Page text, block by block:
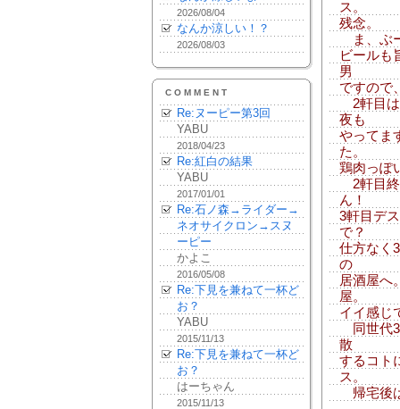
2026/08/04
なんか涼しい！？
2026/08/03
COMMENT
Re:ヌーピー第3回
YABU
2018/04/23
Re:紅白の結果
YABU
2017/01/01
Re:石ノ森→ライダー→
ネオサイクロン→スヌ
ーピー
かよこ
2016/05/08
Re:下見を兼ねて一杯ど
お？
YABU
2015/11/13
Re:下見を兼ねて一杯ど
お？
はーちゃん
2015/11/13
ス。
残念。
ま、ぶ
ビールも
男
ですので
2軒目は
夜も
やってま
た。
鶏肉っぽ
2軒目終
ん！
3軒目デ
で？
仕方なく
の
居酒屋へ
屋。
イイ感じ
同世代3
散
するコト
ス。
帰宅後